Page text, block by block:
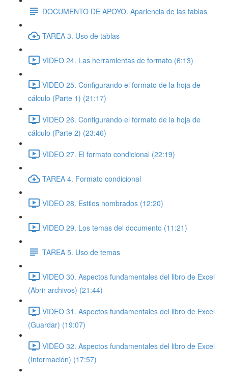
DOCUMENTO DE APOYO. Apariencia de las tablas
TAREA 3. Uso de tablas
VIDEO 24. Las herramientas de formato (6:13)
VIDEO 25. Configurando el formato de la hoja de
cálculo (Parte 1) (21:17)
VIDEO 26. Configurando el formato de la hoja de
cálculo (Parte 2) (23:46)
VIDEO 27. El formato condicional (22:19)
TAREA 4. Formato condicional
VIDEO 28. Estilos nombrados (12:20)
VIDEO 29. Los temas del documento (11:21)
TAREA 5. Uso de temas
VIDEO 30. Aspectos fundamentales del libro de Excel
(Abrir archivos) (21:44)
VIDEO 31. Aspectos fundamentales del libro de Excel
(Guardar) (19:07)
VIDEO 32. Aspectos fundamentales del libro de Excel
(Información) (17:57)